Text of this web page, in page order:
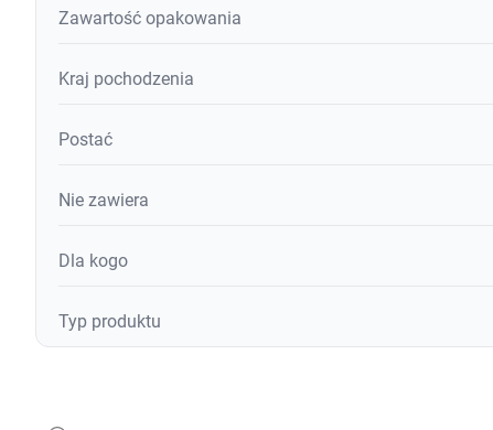
Zawartość opakowania
Kraj pochodzenia
Postać
Nie zawiera
Dla kogo
Typ produktu